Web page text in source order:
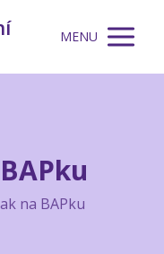
MENU
na BAPku